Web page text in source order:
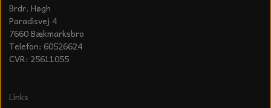
Brdr. Høgh
Paradisvej 4
7660 Bækmarksbro
Telefon: 60526624
CVR: 25611055
Links